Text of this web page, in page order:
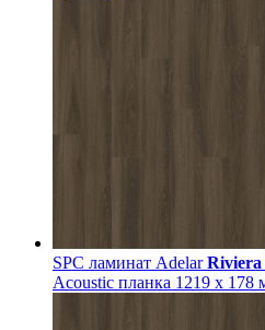
SPC ламинат AdelarRiviera
Acoustic планка 1219 x 178